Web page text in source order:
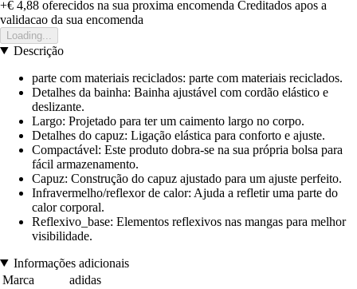
+€ 4,88 oferecidos na sua proxima encomenda Creditados apos a
validacao da sua encomenda
Loading...
Descrição
parte com materiais reciclados: parte com materiais reciclados.
Detalhes da bainha: Bainha ajustável com cordão elástico e
deslizante.
Largo: Projetado para ter um caimento largo no corpo.
Detalhes do capuz: Ligação elástica para conforto e ajuste.
Compactável: Este produto dobra-se na sua própria bolsa para
fácil armazenamento.
Capuz: Construção do capuz ajustado para um ajuste perfeito.
Infravermelho/reflexor de calor: Ajuda a refletir uma parte do
calor corporal.
Reflexivo_base: Elementos reflexivos nas mangas para melhor
visibilidade.
Informações adicionais
Marca
adidas